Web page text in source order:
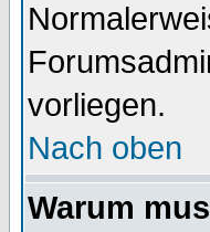
vorliegen.
Nach oben
Warum